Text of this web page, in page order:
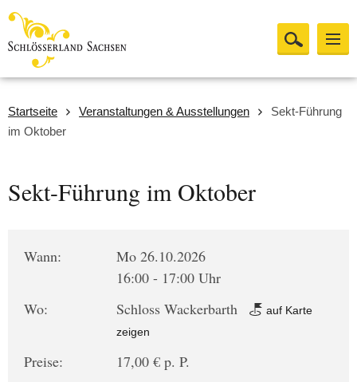
Startseite Veranstaltungen & Ausstellungen
Sekt-Führung
im Oktober
Sekt-Führung im Oktober
Wann:
Mo 26.10.2026
16:00 - 17:00 Uhr
Wo:
Schloss Wackerbarth
auf Karte
zeigen
Preise:
17,00 € p. P.